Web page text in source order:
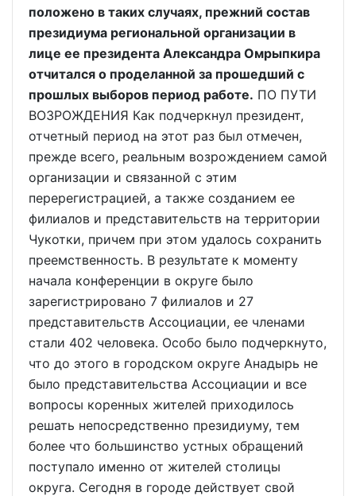
положено в таких случаях, прежний состав
президиума региональной организации в
лице ее президента Александра Омрыпкира
отчитался о проделанной за прошедший с
прошлых выборов период работе. ПО ПУТИ
ВОЗРОЖДЕНИЯ Как подчеркнул президент,
отчетный период на этот раз был отмечен,
прежде всего, реальным возрождением самой
организации и связанной с этим
перерегистрацией, а также созданием ее
филиалов и представительств на территории
Чукотки, причем при этом удалось сохранить
преемственность. В результате к моменту
начала конференции в округе было
зарегистрировано 7 филиалов и 27
представительств Ассоциации, ее членами
стали 402 человека. Особо было подчеркнуто,
что до этого в городском округе Анадырь не
было представительства Ассоциации и все
вопросы коренных жителей приходилось
решать непосредственно президиуму, тем
более что большинство устных обращений
поступало именно от жителей столицы
округа. Сегодня в городе действует свой